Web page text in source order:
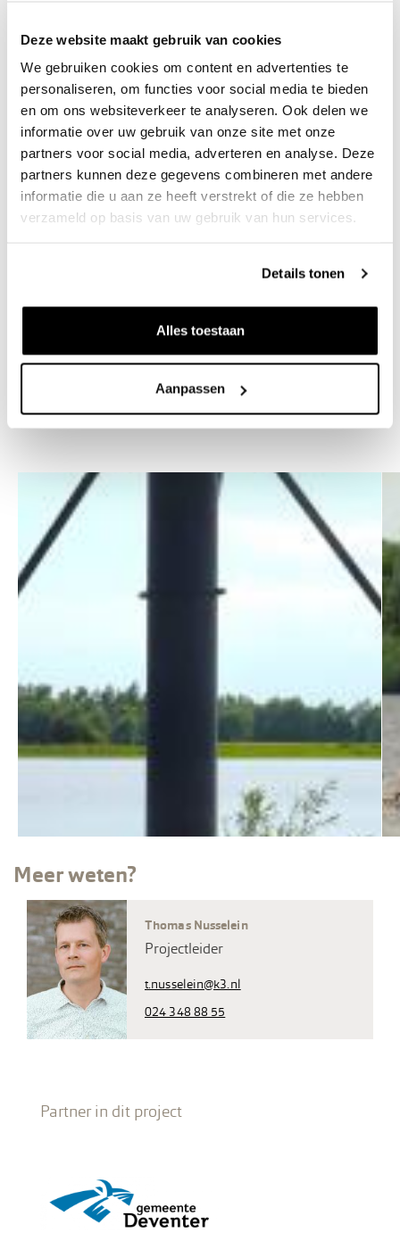
Deze website maakt gebruik van cookies
We gebruiken cookies om content en advertenties te
personaliseren, om functies voor social media te bieden
en om ons websiteverkeer te analyseren. Ook delen we
informatie over uw gebruik van onze site met onze
partners voor social media, adverteren en analyse. Deze
partners kunnen deze gegevens combineren met andere
informatie die u aan ze heeft verstrekt of die ze hebben
verzameld op basis van uw gebruik van hun services.
Details tonen
Alles toestaan
Aanpassen
In 2018 hebben we het project feestelijk opgeleverd. Het
gebied kan zich nu in alle rust gaan ontwikkelen. Wij kijken
terug op een mooi, succesvol project waarmee de entree
Meer weten?
Thomas Nusselein
Projectleider
t.nusselein@k3.nl
024 348 88 55
Partner in dit project